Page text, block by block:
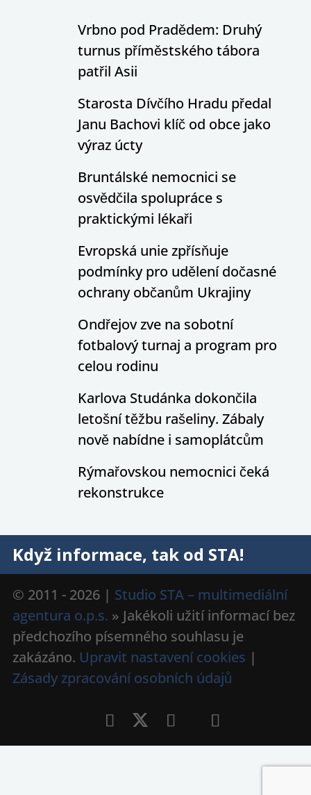
Vrbno pod Pradědem: Druhý
turnus příměstského tábora
patřil Asii
Starosta Dívčího Hradu předal
Janu Bachovi klíč od obce jako
výraz úcty
Bruntálské nemocnici se
osvědčila spolupráce s
praktickými lékaři
Evropská unie zpřísňuje
podmínky pro udělení dočasné
ochrany občanům Ukrajiny
Ondřejov zve na sobotní
fotbalový turnaj a program pro
celou rodinu
Karlova Studánka dokončila
letošní těžbu rašeliny. Zábaly
nově nabídne i samoplátcům
Rýmařovskou nemocnici čeká
rekonstrukce
Když informace, tak od STA!
© 2011 - 2026 | Studio STA – multimediální
agentura o.p.s. » Jakékoli užití informací bez
předchozího písemného souhlasu je
zakázáno. Upravit nastavení cookies |
Zásady zpracování osobních údajů